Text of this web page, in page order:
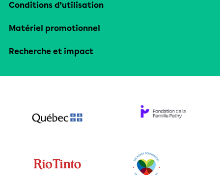
Conditions d’utilisation
Matériel promotionnel
Recherche et impact